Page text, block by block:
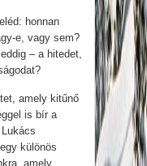
honnan
e, vagy sem?
– a hitedet,
amely kitűnő
is bír a
különös
amely